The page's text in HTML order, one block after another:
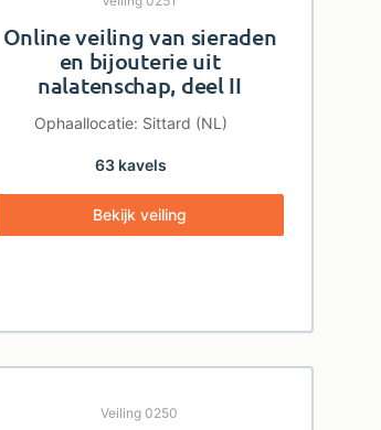
Online veiling van sieraden
en bijouterie uit
nalatenschap, deel II
Ophaallocatie: Sittard (NL)
63 kavels
Bekijk veiling
Veiling 0250